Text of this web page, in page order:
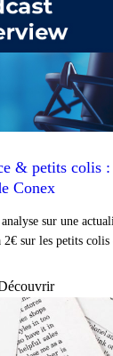
& petits colis
Conex
sur une
sur les petits colis